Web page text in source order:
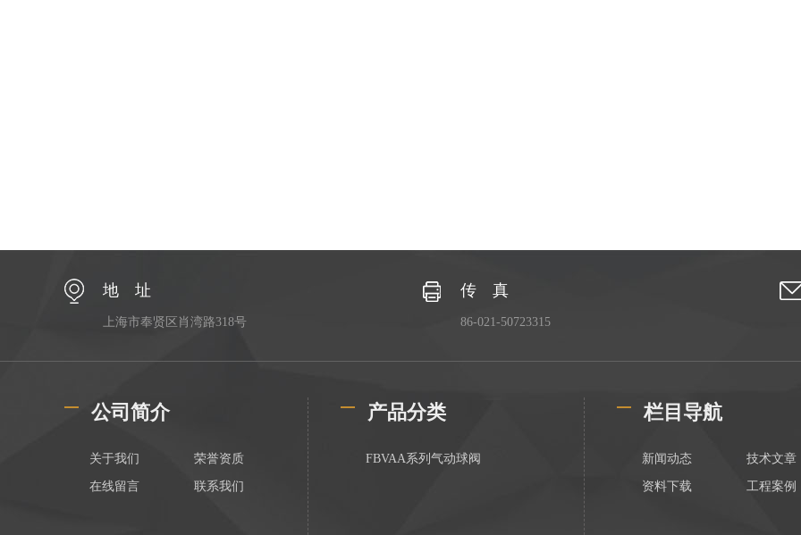
地 址
上海市奉贤区肖湾路318号
传 真
86-021-50723315
公司简介
关于我们 荣誉资质
在线留言 联系我们
产品分类
FBVAA系列气动球阀
栏目导航
新闻动态 技术文章
资料下载 工程案例